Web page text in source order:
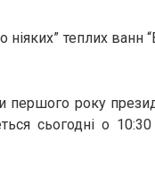
теплих ванн
першого року
сьогодні о